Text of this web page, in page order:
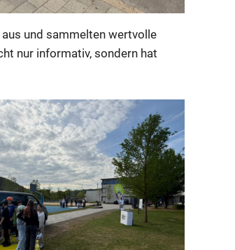
und sammelten wertvolle
nur informativ, sondern hat